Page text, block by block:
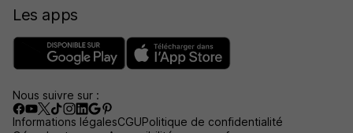
Les apps
Nous suivre sur :
Informations légalesCGUPolitique de confidentialité